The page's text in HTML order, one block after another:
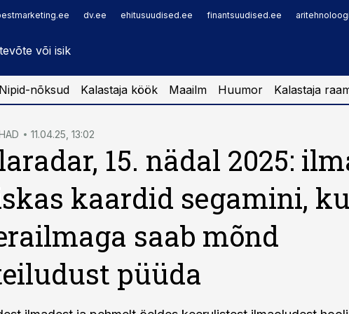
dv.ee ehitusuudised.ee finantsuudised.ee
Nipid-nõksud Kalastaja köök Maailm Huumor Kalastaja
11.04.25, 13:02
15. nädal 2025:
kaardid segamini,
saab mõnd
püüda